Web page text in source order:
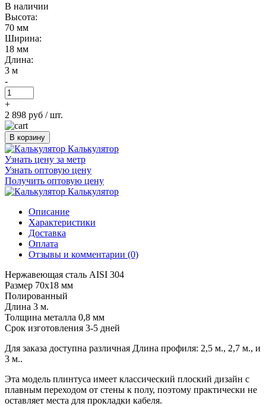
В наличии
Высота:
70 мм
Ширина:
18 мм
Длина:
3 м
-
+
2 898 руб / шт.
В корзину
Калькулятор
Узнать цену за метр
Узнать оптовую цену
Получить оптовую цену
Калькулятор
Описание
Характеристики
Доставка
Оплата
Отзывы и комментарии (0)
Нержавеющая сталь AISI 304
Размер 70х18 мм
Полированный
Длина 3 м.
Толщина металла 0,8 мм
Срок изготовления 3-5 дней
Для заказа доступна различная Длина профиля: 2,5 м., 2,7 м., и
3 м..
Эта модель плинтуса имеет классический плоский дизайн с
плавным переходом от стены к полу, поэтому практически не
оставляет места для прокладки кабеля.